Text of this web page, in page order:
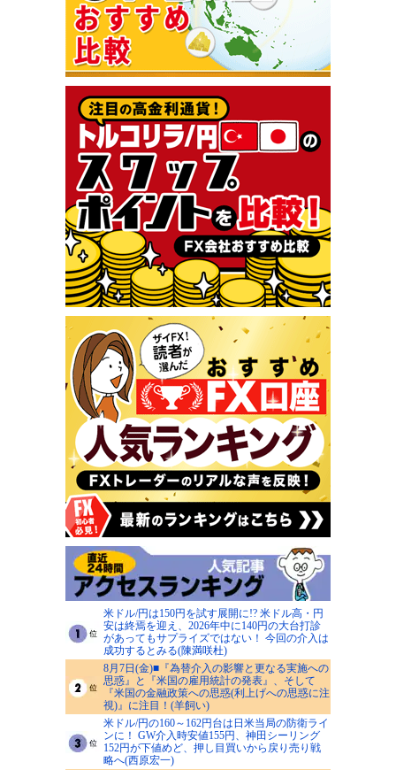
米ドル/円は150円を試す展開に!? 米ドル高・円
安は終焉を迎え、2026年中に140円の大台打診
があってもサプライズではない！ 今回の介入は
成功するとみる(陳満咲杜)
8月7日(金)■『為替介入の影響と更なる実施への
思惑』と『米国の雇用統計の発表』、そして
『米国の金融政策への思惑(利上げへの思惑に注
視)』に注目！(羊飼い)
米ドル/円の160～162円台は日米当局の防衛ライ
ンに！ GW介入時安値155円、神田シーリング
152円が下値めど、押し目買いから戻り売り戦
略へ(西原宏一)